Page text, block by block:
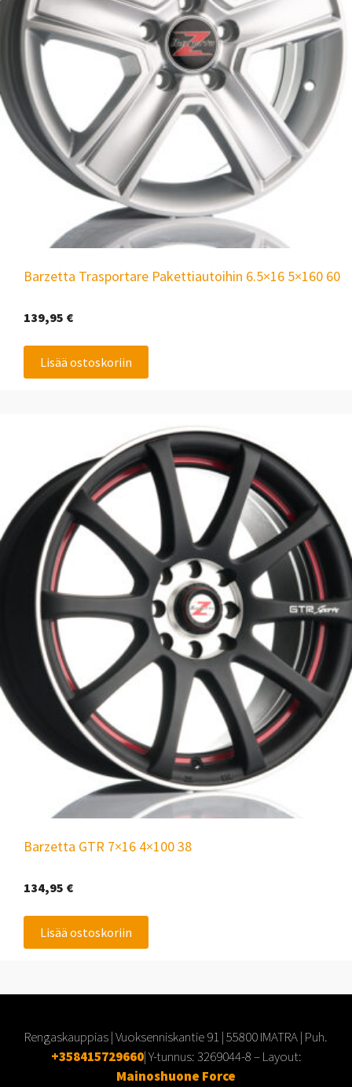
Barzetta Trasportare Pakettiautoihin 6.5×16 5×160 60
139,95 €
Lisää ostoskoriin
Barzetta GTR 7×16 4×100 38
134,95 €
Lisää ostoskoriin
Rengaskauppias | Vuoksenniskantie 91 | 55800 IMATRA | Puh.
+358415729660| Y-tunnus:3269044-8– Layout:
Mainoshuone Force